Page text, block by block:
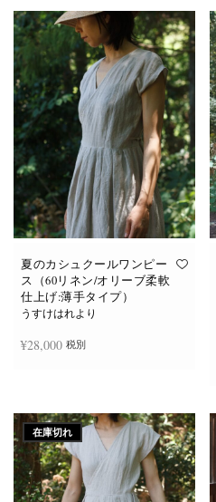
ジ
か
ら
選
択
で
き
ま
す
の
商
品
に
は
複
数
の
バ
リ
エ
ー
シ
ョ
ン
が
あ
り
ま
オ
プ
シ
ョ
ら
選
択
で
き
ま
す
夏のカシュクールワンピー
ス（60リネン/オリーブ柔軟
仕上げ:薄手タイプ）
うすけはれより
¥28,000 税別
在庫切れ